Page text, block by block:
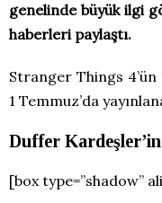
genelinde büyük ilgi
haberleri paylaştı.
Stranger Things 4’ün
1 Temmuz’da
Duffer
[box type=”shadow”